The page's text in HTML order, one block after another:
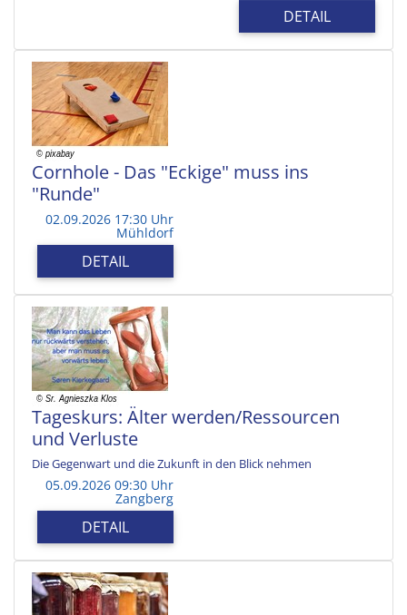
DETAIL
Cornhole - Das "Eckige" muss ins
"Runde"
02.09.2026 17:30 Uhr
Mühldorf
DETAIL
Tageskurs: Älter werden/Ressourcen
und Verluste
Die Gegenwart und die Zukunft in den Blick nehmen
05.09.2026 09:30 Uhr
Zangberg
DETAIL